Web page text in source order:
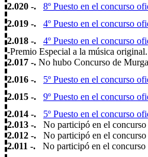
2.020 -.
8º Puesto en el concurso
2.019 -.
4º Puesto en el concurso
2.018 -.
4º Puesto en el concurso
-Premio Especial a la música original.
2.017 -. No hubo Concurso de
2.016 -.
5º Puesto en el concurso
2.015 -.
9º Puesto en el concurso
2.014 -.
5º Puesto en el concurso
2.013 -. No participó en el
2.012 -. No participó en el
2.011 -. No participó en el